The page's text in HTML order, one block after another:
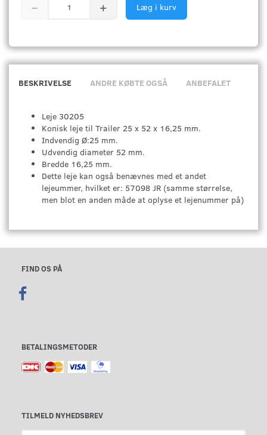
Læg i kurv
BESKRIVELSE ANDRE KØBTE OGSÅ ANBEFALET
Leje 30205
Konisk leje til Trailer 25 x 52 x 16,25 mm.
Indvendig Ø:25 mm.
Udvendig diameter 52 mm.
Bredde 16,25 mm.
Dette leje kan også benævnes med et andet
lejeummer, hvilket er: 57098 JR (samme størrelse,
men blot en anden måde at oplyse et lejenummer på)
FIND OS PÅ
BETALINGSMETODER
TILMELD NYHEDSBREV